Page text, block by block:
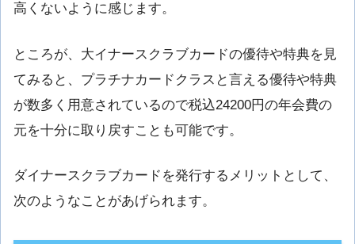
高くないように感じます。
ところが、大イナースクラブカードの優待や特典を見
てみると、プラチナカードクラスと言える優待や特典
が数多く用意されているので税込24200円の年会費の
元を十分に取り戻すことも可能です。
ダイナースクラブカードを発行するメリットとして、
次のようなことがあげられます。